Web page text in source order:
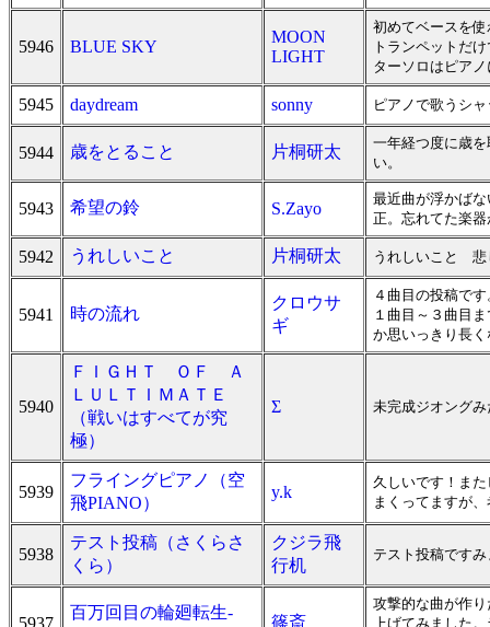
5946 BLUE SKY
MOON
LIGHT
初めてベースを
トランペットだ
ターソロはピア
5945 daydream sonny ピアノで歌うシ
5944 歳をとること 片桐研太
一年経つ度に歳
い。
5943 希望の鈴 S.Zayo
最近曲が浮かば
正。忘れてた楽
5942 うれしいこと 片桐研太 うれしいこと 悲
5941 時の流れ
クロウサ
ギ
４曲目の投稿で
１曲目～３曲目
か思いっきり長
5940
ＦＩＧＨＴ ＯＦ Ａ
ＬＵＬＴＩＭＡＴＥ
（戦いはすべてが究
極）
Σ 未完成ジオング
5939
フライングピアノ（空
飛PIANO）
y.k
久しいです！ま
まくってますが
5938
テスト投稿（さくらさ
くら）
クジラ飛
行机
テスト投稿です
5937
百万回目の輪廻転生-
篠斎
攻撃的な曲が作
上げてみました